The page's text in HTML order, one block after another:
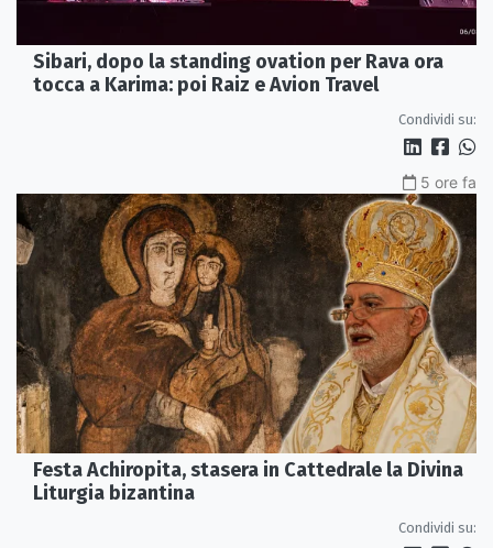
Sibari, dopo la standing ovation per Rava ora
tocca a Karima: poi Raiz e Avion Travel
Condividi su:
5 ore fa
Festa Achiropita, stasera in Cattedrale la Divina
Liturgia bizantina
Condividi su: